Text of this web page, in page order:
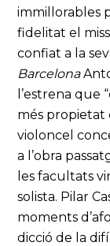
immillorables
fidelitat el
confiat a la
Barcelona
l’estrena que
més propietat
violoncel
a l’obra
les facultats
solista. Pilar
moments
dicció de la